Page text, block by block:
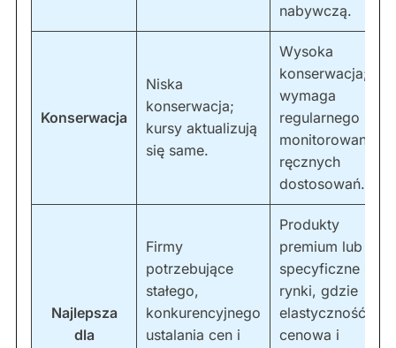
nabywczą.
Konserwacja
Niska
konserwacja;
kursy aktualizują
się same.
Wysoka
konserwacja;
wymaga
regularnego
monitorowania i
ręcznych
dostosowań.
Najlepsza
dla
Firmy
potrzebujące
stałego,
konkurencyjnego
ustalania cen i
Produkty
premium lub
specyficzne
rynki, gdzie
elastyczność
cenowa i